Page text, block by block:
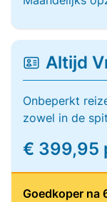
Altijd
Onbeperkt
zowel in de
€ 399,95
Goedkoper na